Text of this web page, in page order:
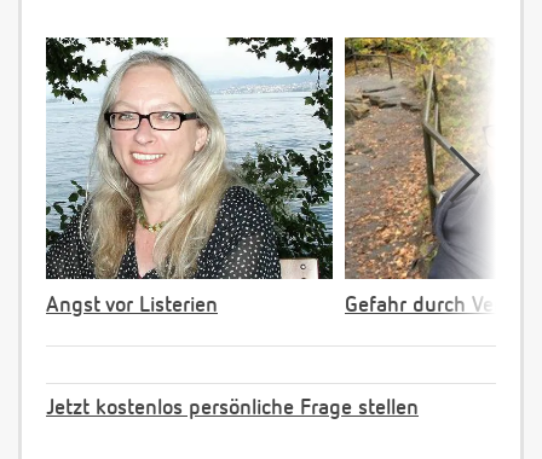
Angst vor Listerien Gefahr durch
Jetzt kostenlos persönliche Frage stellen